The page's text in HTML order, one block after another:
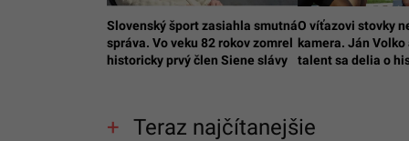
Slovenský šport zasiahla smutná
správa. Vo veku 82 rokov zomrel
historicky prvý člen Siene slávy
O víťazovi stovky
kamera. Ján Volko
talent sa delia o
Teraz najčítanejšie